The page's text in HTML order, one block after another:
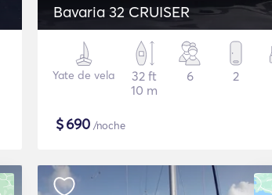
Bavaria 32 CRUISER
Yate de vela
32 ft
10 m
6 2
$690 /noche